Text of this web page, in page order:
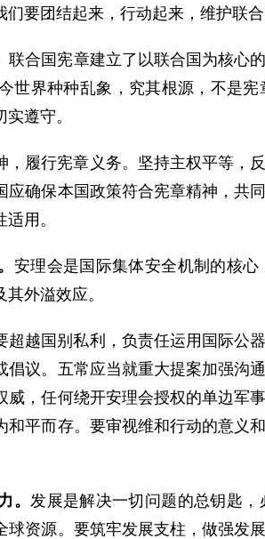
要团结起来，行动起来，维护联
联合国宪章建立了以联合国为核心
世界种种乱象，究其根源，不是
遵守。
，履行宪章义务。坚持主权平等，
确保本国政策符合宪章精神，共
用。
安理会是国际集体安全机制的核
外溢效应。
越国别私利，负责任运用国际公
议。五常应当就重大提案加强沟
，任何绕开安理会授权的单边军
平而存。要审视维和行动的意义
。发展是解决一切问题的总钥匙
资源。要筑牢发展支柱，做强发